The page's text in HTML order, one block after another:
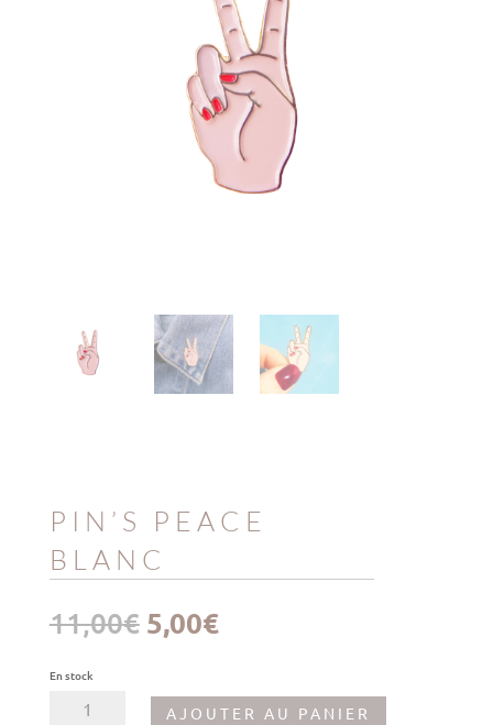
PIN’S PEACE
BLANC
11,00€ Le
prix
11,00€.
5,00€Le
prix
5,00€.
En stock
AJOUTER AU PANIER